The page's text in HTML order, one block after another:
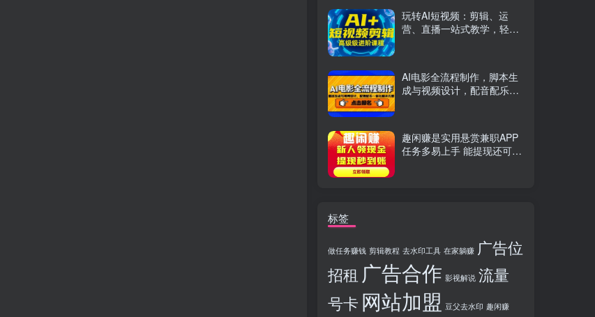
玩转AI短视频：剪辑、运
营、直播一站式教学，轻松
AI电影全流程制作，脚本生
成与视频设计，配音配乐一
趣闲赚是实用悬赏兼职APP
任务多易上手 能提现还可邀
标签
做任务赚钱 剪辑教程 去水印工具 在家躺赚 广告位
招租 广告合作 影视解说 流量
号卡 网站加盟 豆父去水印 趣闲赚